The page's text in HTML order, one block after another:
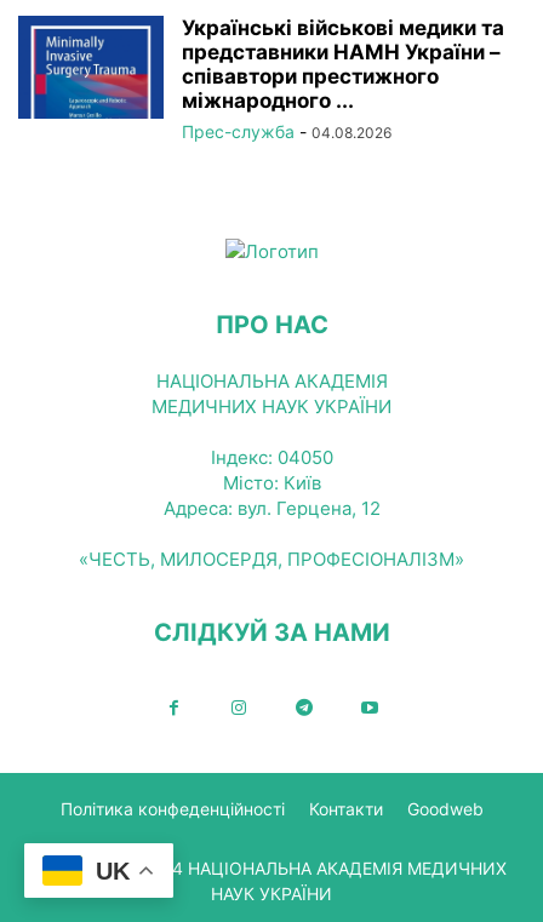
Українські військові медики та
представники НАМН України –
співавтори престижного
міжнародного ...
Прес-служба - 04.08.2026
ПРО НАС
НАЦІОНАЛЬНА АКАДЕМІЯ
МЕДИЧНИХ НАУК УКРАЇНИ
Індекс: 04050
Місто: Київ
Адреса: вул. Герцена, 12
«ЧЕСТЬ, МИЛОСЕРДЯ, ПРОФЕСІОНАЛІЗМ»
СЛІДКУЙ ЗА НАМИ
Політика конфеденційності Контакти Goodweb
© Copyright 2024 НАЦІОНАЛЬНА АКАДЕМІЯ МЕДИЧНИХ
НАУК УКРАЇНИ
UK